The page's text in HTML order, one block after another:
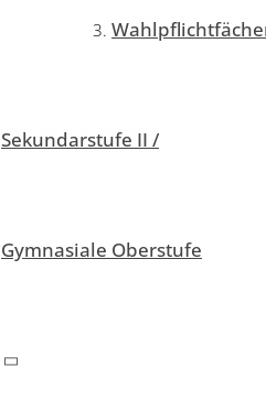
Sekundarstufe II /
Gymnasiale Oberstufe